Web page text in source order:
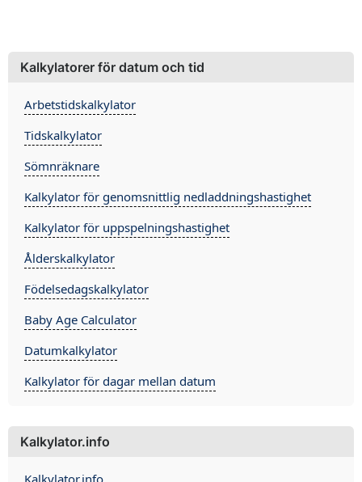
Kalkylatorer för datum och tid
Arbetstidskalkylator
Tidskalkylator
Sömnräknare
Kalkylator för genomsnittlig nedladdningshastighet
Kalkylator för uppspelningshastighet
Ålderskalkylator
Födelsedagskalkylator
Baby Age Calculator
Datumkalkylator
Kalkylator för dagar mellan datum
Kalkylator.info
Kalkylator.info